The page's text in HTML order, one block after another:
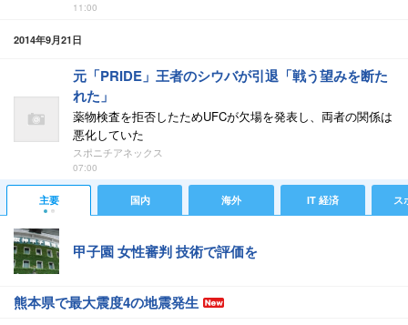
11:00
2014年9月21日
元「PRIDE」王者のシウバが引退「戦う望みを断た
れた」
薬物検査を拒否したためUFCが欠場を発表し、両者の関係は
悪化していた
スポニチアネックス
07:00
主要 国内 海外 IT 経済 ス
甲子園 女性審判 技術で評価を
熊本県で最大震度4の地震発生